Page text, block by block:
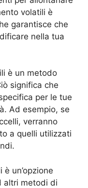
volatili è
garantisce che
nella tua
è un metodo
significa che
per le tue
Ad esempio, se
verranno
a quelli utilizzati
un’opzione
altri metodi di